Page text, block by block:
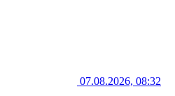
07.08.2026, 08:32